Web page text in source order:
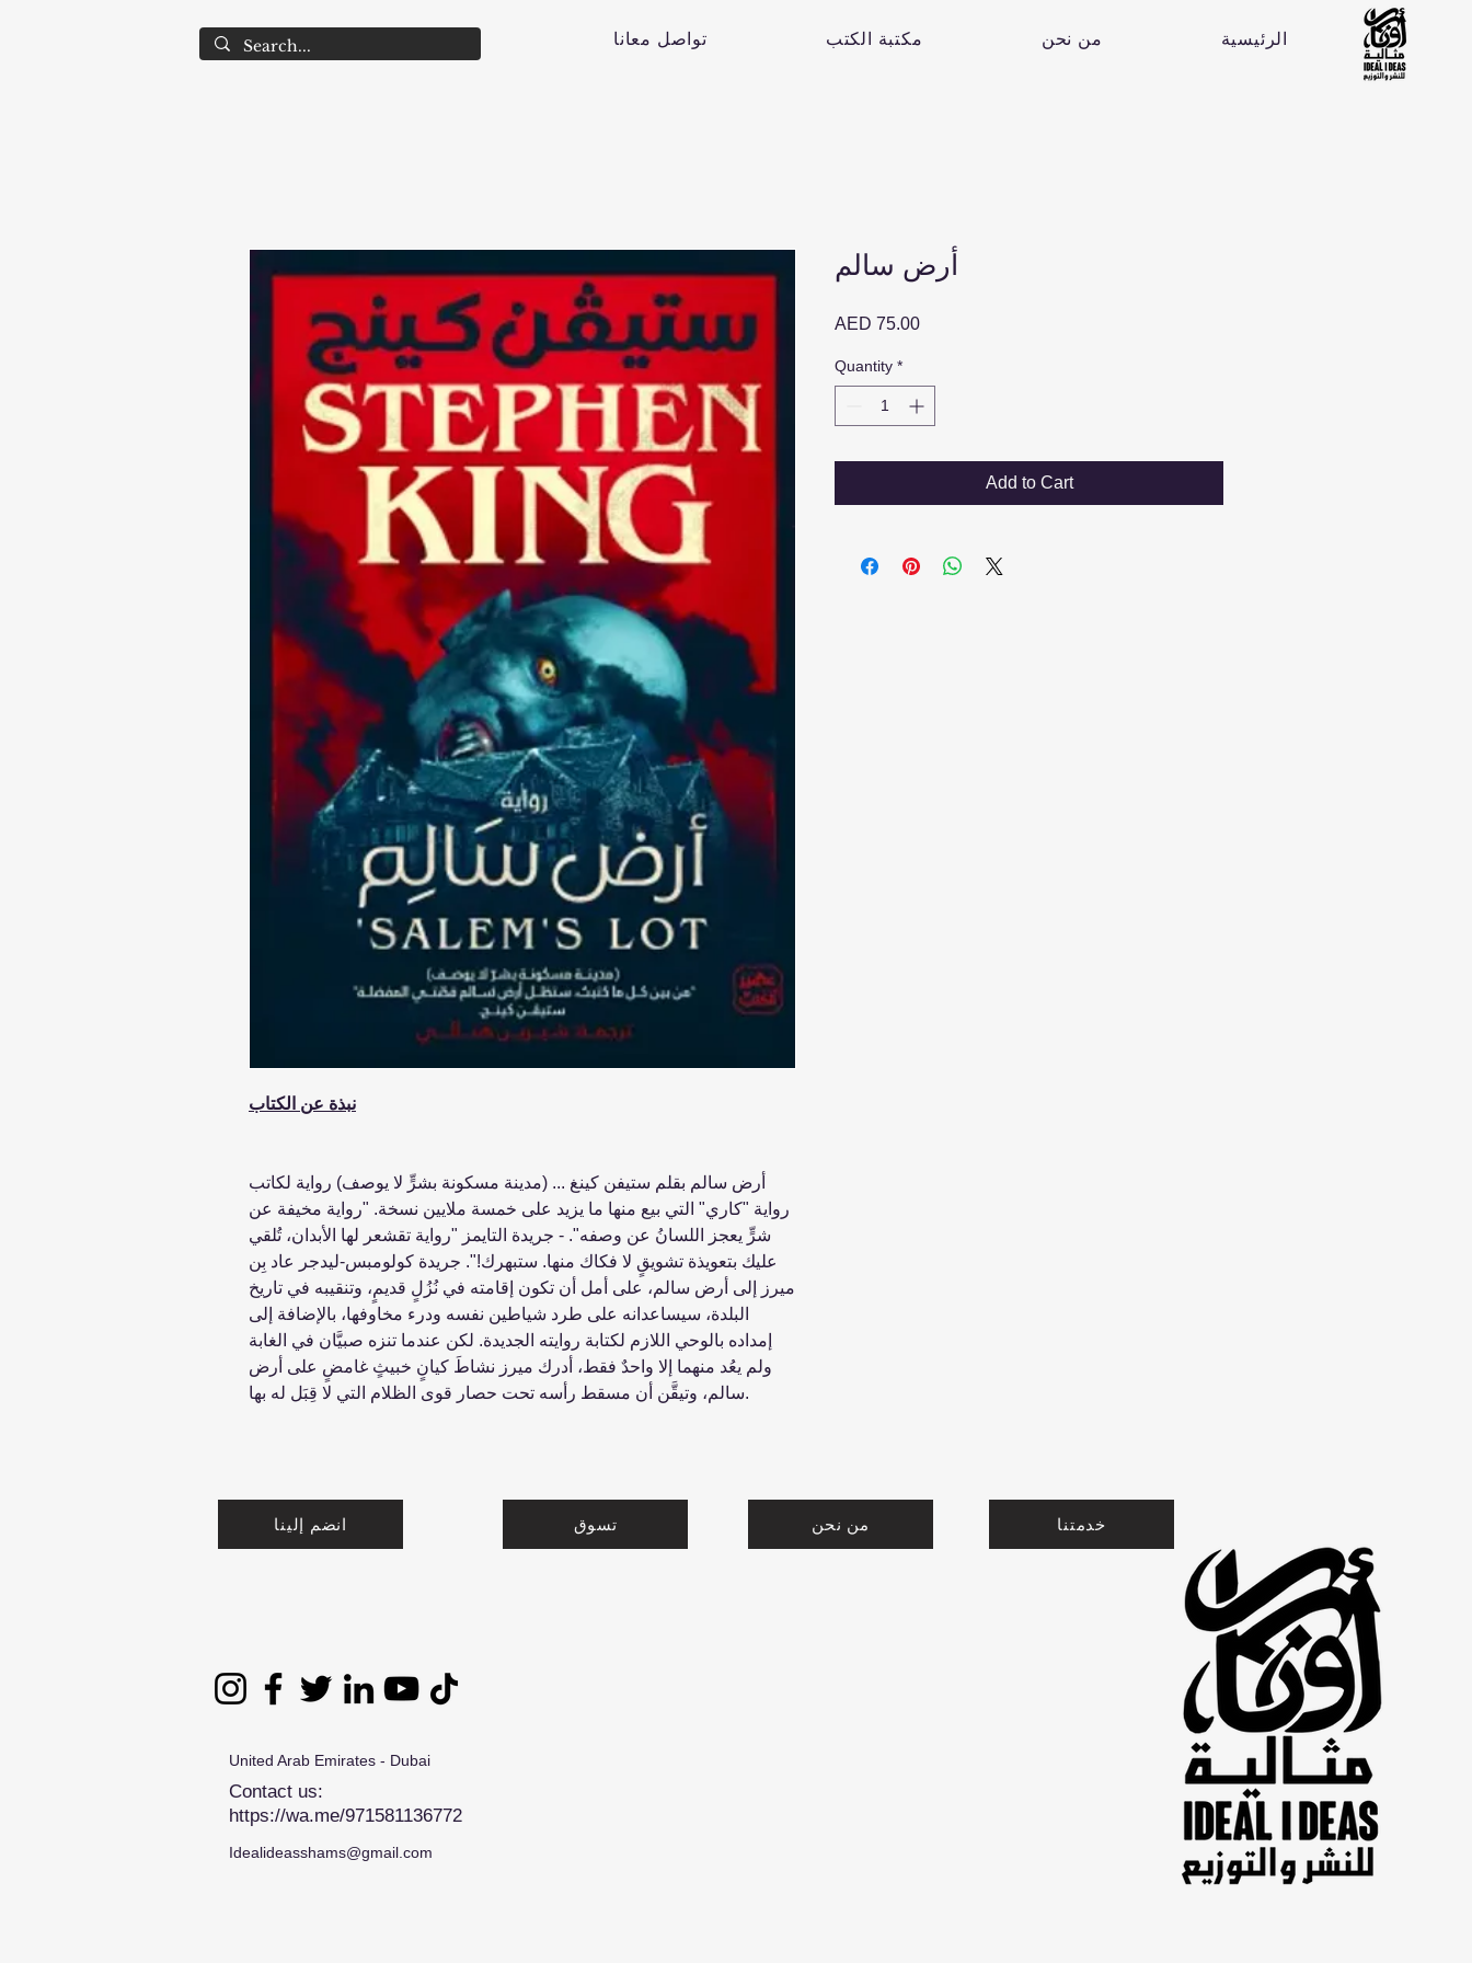
تواصل معانا مكتبة الكتب من نحن الرئيسية
نبذة عن الكتاب
أرض سالم بقلم ستيفن كينغ ... (مدينة مسكونة بشرٍّ لا يوصف) رواية لكاتب
رواية "كاري" التي بيع منها ما يزيد على خمسة ملايين نسخة. "رواية مخيفة عن
شرٍّ يعجز اللسانُ عن وصفه". - جريدة التايمز "رواية تقشعر لها الأبدان، تُلقي
عليك بتعويذة تشويقٍ لا فكاك منها. ستبهرك!". جريدة كولومبس-ليدجر عاد بِن
ميرز إلى أرض سالم، على أمل أن تكون إقامته في نُزُلٍ قديمٍ، وتنقيبه في تاريخ
البلدة، سيساعدانه على طرد شياطين نفسه ودرء مخاوفها، بالإضافة إلى
إمداده بالوحي اللازم لكتابة روايته الجديدة. لكن عندما تنزه صبيَّان في الغابة
ولم يعُد منهما إلا واحدٌ فقط، أدرك ميرز نشاطَ كيانٍ خبيثٍ غامضٍ على أرض
سالم، وتيقَّن أن مسقط رأسه تحت حصار قوى الظلام التي لا قِبَل له بها.
أرض سالم
AED 75.00Price
Quantity *
Add to Cart
انضم إلينا تسوق من نحن خدمتنا
United Arab Emirates - Dubai
Contact us:
https://wa.me/971581136772
Idealideasshams@gmail.com